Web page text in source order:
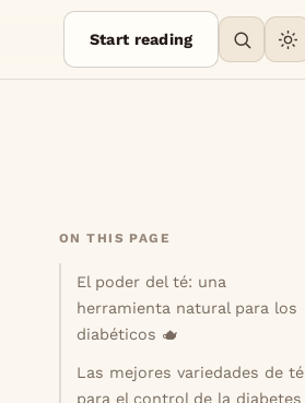
Start reading
ON THIS PAGE
El poder del té: una
herramienta natural para los
diabéticos 🫖
Las mejores variedades de té
para el control de la diabetes